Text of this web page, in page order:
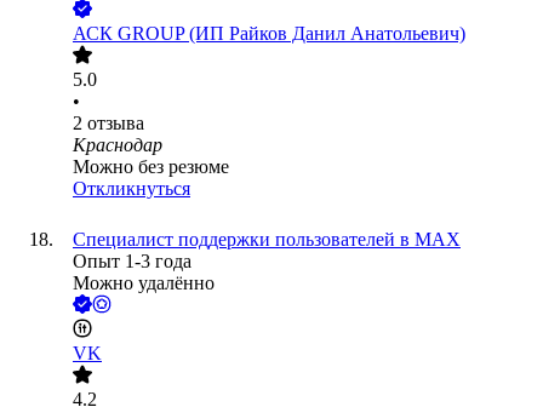
АСК GROUP (ИП Райков Данил Анатольевич)
5.0
•
2 отзыва
Краснодар
Можно без резюме
Откликнуться
Специалист поддержки пользователей в MAX
Опыт 1-3 года
Можно удалённо
VK
4.2